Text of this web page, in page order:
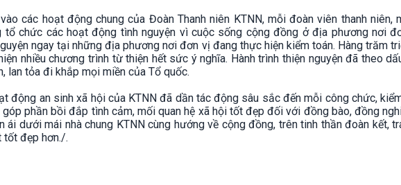
các hoạt động chung của Đoàn Thanh niên KTNN, mỗi đoàn viên thanh niên,
tổ chức các hoạt động tình nguyện vì cuộc sống cộng đồng ở địa phương nơi
ngay tại những địa phương nơi đơn vị đang thực hiện kiểm toán. Hàng trăm
nhiều chương trình từ thiện hết sức ý nghĩa. Hành trình thiện nguyện đã theo
lan tỏa đi khắp mọi miền của Tổ quốc.
động an sinh xã hội của KTNN đã dần tác động sâu sắc đến mỗi công chức,
góp phần bồi đắp tình cảm, mối quan hệ xã hội tốt đẹp đối với đồng bào, đồng
ái dưới mái nhà chung KTNN cùng hướng về cộng đồng, trên tinh thần đoàn kết,
tốt đẹp hơn./.